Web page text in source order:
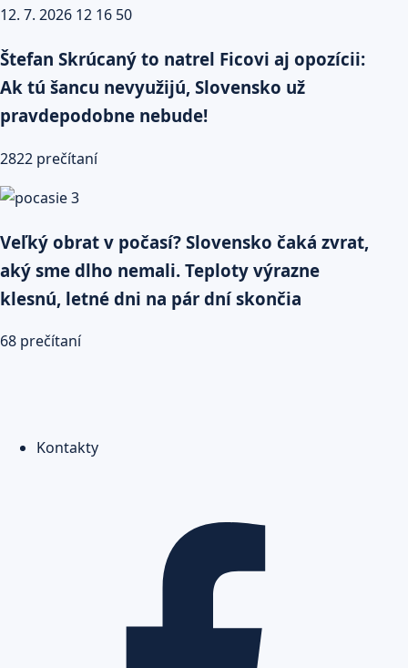
Štefan Skrúcaný to natrel Ficovi aj opozícii:
Ak tú šancu nevyužijú, Slovensko už
pravdepodobne nebude!
2822 prečítaní
Veľký obrat v počasí? Slovensko čaká zvrat,
aký sme dlho nemali. Teploty výrazne
klesnú, letné dni na pár dní skončia
68 prečítaní
Kontakty